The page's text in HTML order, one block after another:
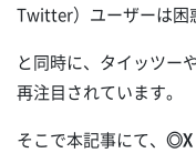
Twitter）ユーザーは困
と同時に、タイッツー
再注目されています。
そこで本記事にて、 ◎X